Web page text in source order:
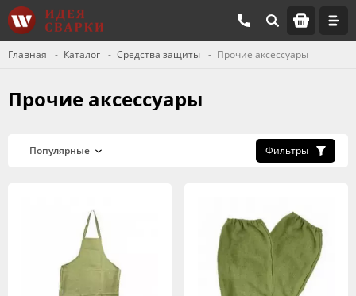
Главная Каталог Средства защиты Прочие аксессуары
Прочие аксессуары
Фильтры